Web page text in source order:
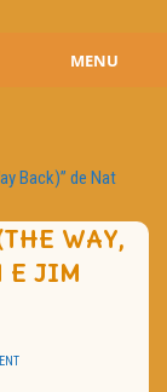
MENU
Back)” de Nat
WAY,
E JIM